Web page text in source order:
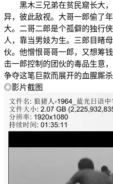
黑木三兄弟在贫民窟长大，
异，彼此敌视。大哥一郎偷了
大。二哥二郎是个孤僻的独行
人，靠当男妓为生。三郎目睹
伙。他憎恨哥哥一郎，又想筹
击一郎控制的团伙的毒品生意
争夺这笔巨款而展开的血腥厮杀
◎影片截图